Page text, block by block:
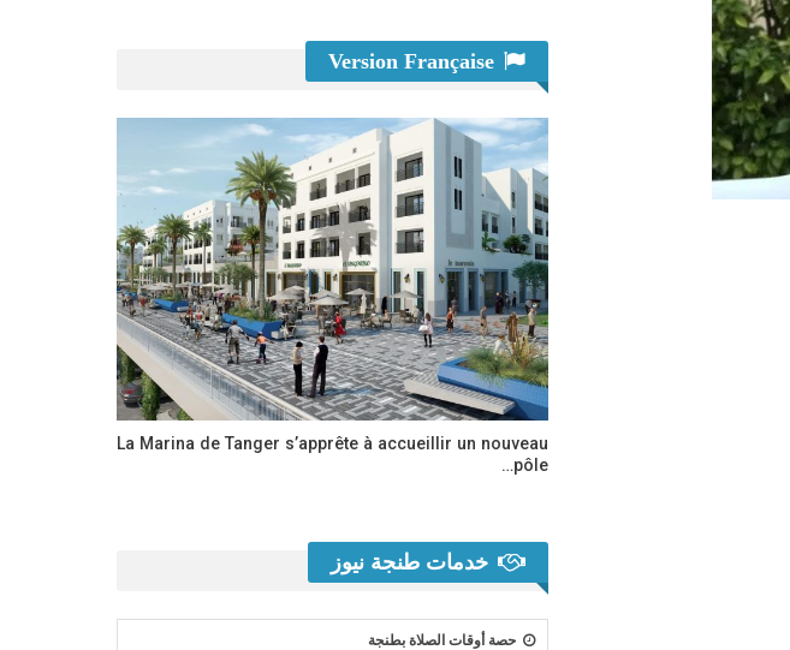
La Marina de Tanger s’apprête à accueillir un nouveau
pôle…
خدمات طنجة نيوز
حصة أوقات الصلاة بطنجة